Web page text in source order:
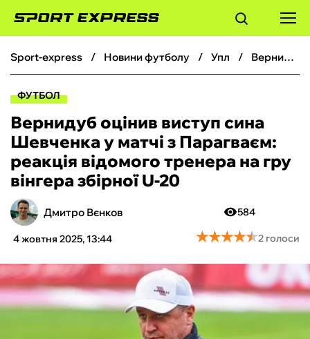
ФУТБОЛ
БОКС
ХОКЕЙ
ТЕНІС
КІБЕРСПОРТ
ЧС-2026
sport-express новини футболу упл Вернидуб оцінив виступ сина Шевченка у матчі з Парагваєм: реакція відомого тренера на гру вінгера збірної U-20
ФУТБОЛ
Вернидуб оцінив виступ сина
Шевченка у матчі з Парагваєм:
реакція відомого тренера на гру
вінгера збірної U-20
Дмитро Вєнков
4 жовтня 2025, 13:44
584
★★★★★
★★★★★2 голоси